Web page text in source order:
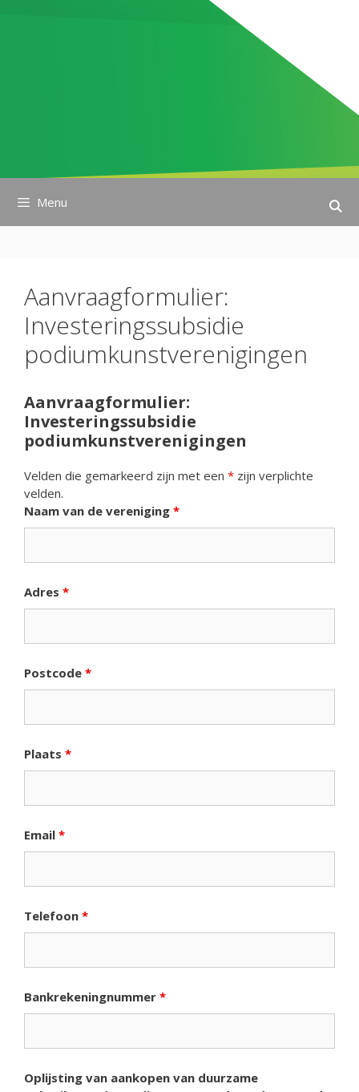
Menu
Aanvraagformulier:
Investeringssubsidie
podiumkunstverenigingen
Aanvraagformulier:
Investeringssubsidie
podiumkunstverenigingen
Velden die gemarkeerd zijn met een * zijn verplichte
velden.
Naam van de vereniging *
Adres *
Postcode *
Plaats *
Email *
Telefoon *
Bankrekeningnummer *
Oplijsting van aankopen van duurzame